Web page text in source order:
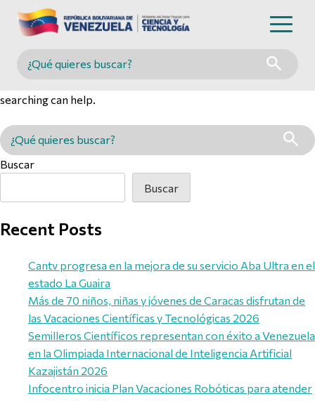
Buscar en MINCYT
searching can help.
Buscar en MINCYT
Buscar
Buscar
Recent Posts
Cantv progresa en la mejora de su servicio Aba Ultra en el
estado La Guaira
Más de 70 niños, niñas y jóvenes de Caracas disfrutan de
las Vacaciones Científicas y Tecnológicas 2026
Semilleros Científicos representan con éxito a Venezuela
en la Olimpiada Internacional de Inteligencia Artificial
Kazajistán 2026
Infocentro inicia Plan Vacaciones Robóticas para atender